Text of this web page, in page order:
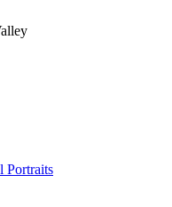
Portraits